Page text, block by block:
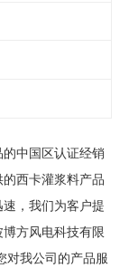
中国区认证经销
西卡灌浆料产品
，我们为客户提
方风电科技有限
对我公司的产品服